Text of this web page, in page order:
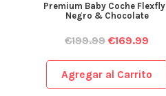
Premium Baby Coche Flexfly |
Negro & Chocolate
€199.99 €169.99
Agregar al Carrito